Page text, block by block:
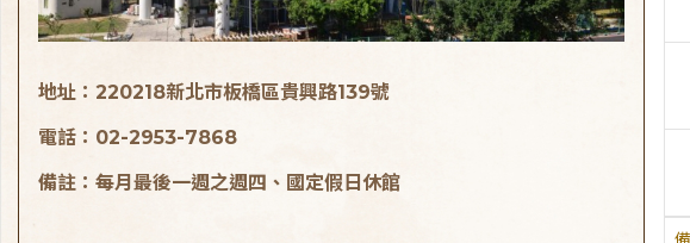
地址：220218新北市板橋區貴興路139號
電話：02-2953-7868
備註：每月最後一週之週四、國定假日休館